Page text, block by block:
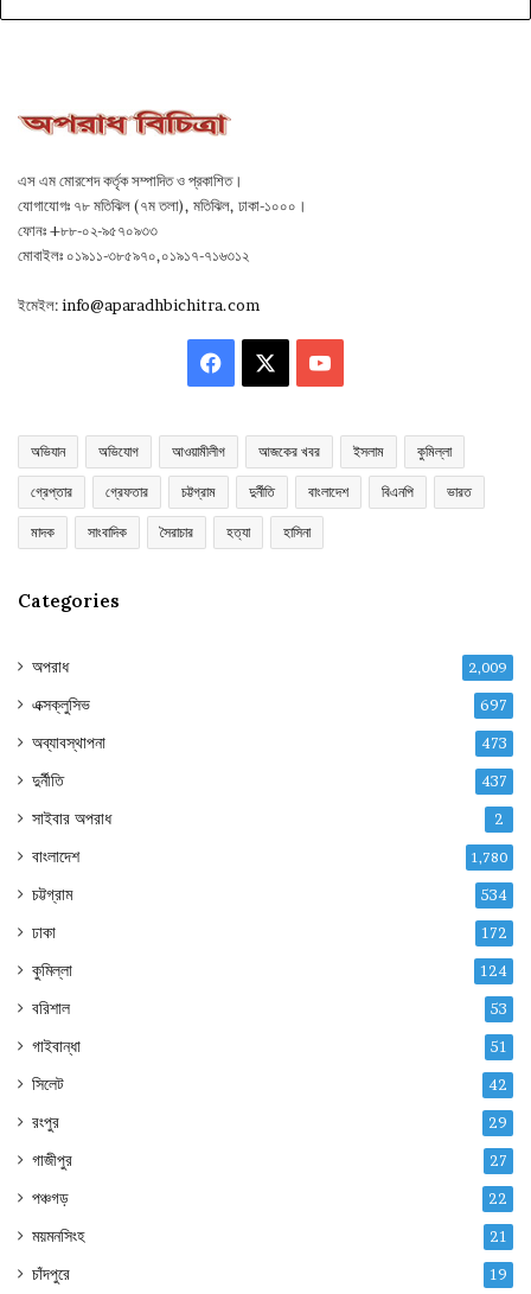
এস এম মোরশেদ কর্তৃক সম্পাদিত ও প্রকাশিত।
যোগাযোগঃ ৭৮ মতিঝিল (৭ম তলা), মতিঝিল, ঢাকা-১০০০।
ফোনঃ +৮৮-০২-৯৫৭০৯৩৩
মোবাইলঃ ০১৯১১-৩৮৫৯৭০,০১৯১৭-৭১৬৩১২
ইমেইল:info@aparadhbichitra.com
Facebook YouTube
অভিযান অভিযোগ আওয়ামীলীগ আজকের খবর ইসলাম কুমিল্লা
গ্রেপ্তার গ্রেফতার চট্টগ্রাম দুর্নীতি বাংলাদেশ বিএনপি ভারত
মাদক সাংবাদিক সৈরাচার হত্যা হাসিনা
Categories
অপরাধ 2,009
এক্সক্লুসিভ 697
অব্যাবস্থাপনা 473
দুর্নীতি 437
সাইবার অপরাধ 2
বাংলাদেশ 1,780
চট্টগ্রাম 534
ঢাকা 172
কুমিল্লা 124
বরিশাল 53
গাইবান্ধা 51
সিলেট 42
রংপুর 29
গাজীপুর 27
পঞ্চগড় 22
ময়মনসিংহ 21
চাঁদপুরে 19